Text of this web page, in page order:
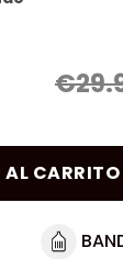
CARRITO